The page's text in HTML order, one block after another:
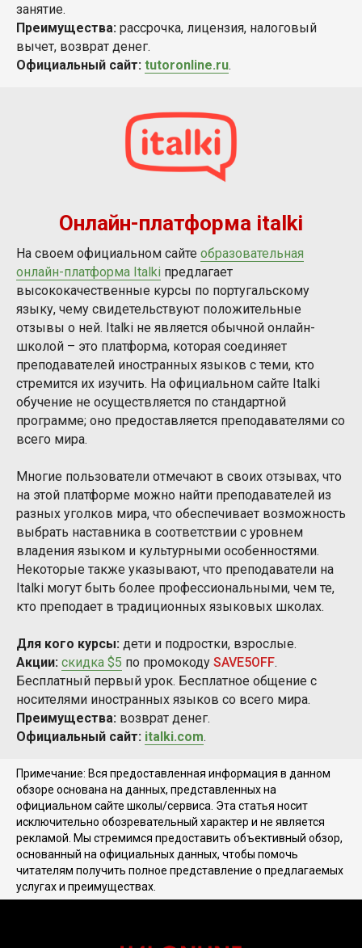
занятие.
Преимущества: рассрочка, лицензия, налоговый
вычет, возврат денег.
Официальный сайт: tutoronline.ru.
Онлайн-платформа italki
На своем официальном сайте образовательная
онлайн-платформа Italki предлагает
высококачественные курсы по португальскому
языку, чему свидетельствуют положительные
отзывы о ней. Italki не является обычной онлайн-
школой – это платформа, которая соединяет
преподавателей иностранных языков с теми, кто
стремится их изучить. На официальном сайте Italki
обучение не осуществляется по стандартной
программе; оно предоставляется преподавателями со
всего мира.
Многие пользователи отмечают в своих отзывах, что
на этой платформе можно найти преподавателей из
разных уголков мира, что обеспечивает возможность
выбрать наставника в соответствии с уровнем
владения языком и культурными особенностями.
Некоторые также указывают, что преподаватели на
Italki могут быть более профессиональными, чем те,
кто преподает в традиционных языковых школах.
Для кого курсы: дети и подростки, взрослые.
Акции: скидка $5 по промокоду SAVE5OFF.
Бесплатный первый урок. Бесплатное общение с
носителями иностранных языков со всего мира.
Преимущества: возврат денег.
Официальный сайт: italki.com.
Примечание: Вся предоставленная информация в данном
обзоре основана на данных, представленных на
официальном сайте школы/сервиса. Эта статья носит
исключительно обозревательный характер и не является
рекламой. Мы стремимся предоставить объективный обзор,
основанный на официальных данных, чтобы помочь
читателям получить полное представление о предлагаемых
услугах и преимуществах.